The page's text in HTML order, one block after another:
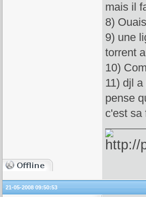
mais il
8)
9) une
torrent
10)
11) djl
pense
c'est sa
21-05-2008 09:50:53